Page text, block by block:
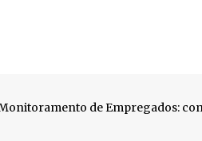
morta dentro de casa em Jaraguá
de Empregados: